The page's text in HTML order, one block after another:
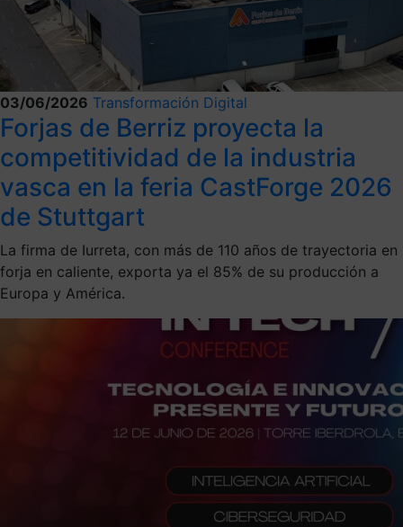
03/06/2026 Transformación Digital
Forjas de Berriz proyecta la
competitividad de la industria
vasca en la feria CastForge 2026
de Stuttgart
La firma de Iurreta, con más de 110 años de trayectoria en
forja en caliente, exporta ya el 85% de su producción a
Europa y América.